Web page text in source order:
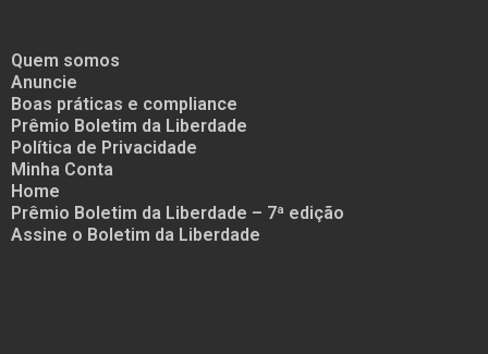
Quem somos
Anuncie
Boas práticas e compliance
Prêmio Boletim da Liberdade
Política de Privacidade
Minha Conta
Home
Prêmio Boletim da Liberdade – 7ª edição
Assine o Boletim da Liberdade